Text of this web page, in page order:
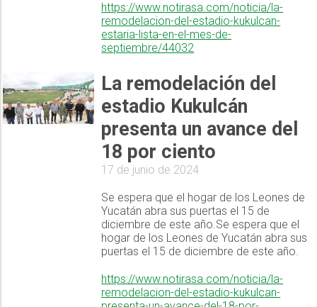
https://www.notirasa.com/noticia/la-
remodelacion-del-estadio-kukulcan-
estaria-lista-en-el-mes-de-
septiembre/44032
La remodelación del
estadio Kukulcán
presenta un avance del
18 por ciento
17 de junio de 2024
Se espera que el hogar de los Leones de
Yucatán abra sus puertas el 15 de
diciembre de este año.Se espera que el
hogar de los Leones de Yucatán abra sus
puertas el 15 de diciembre de este año.
https://www.notirasa.com/noticia/la-
remodelacion-del-estadio-kukulcan-